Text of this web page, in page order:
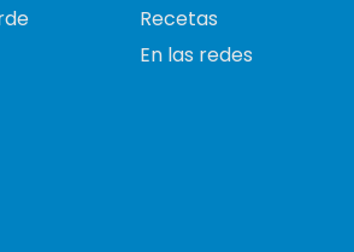
Recetas
En las redes